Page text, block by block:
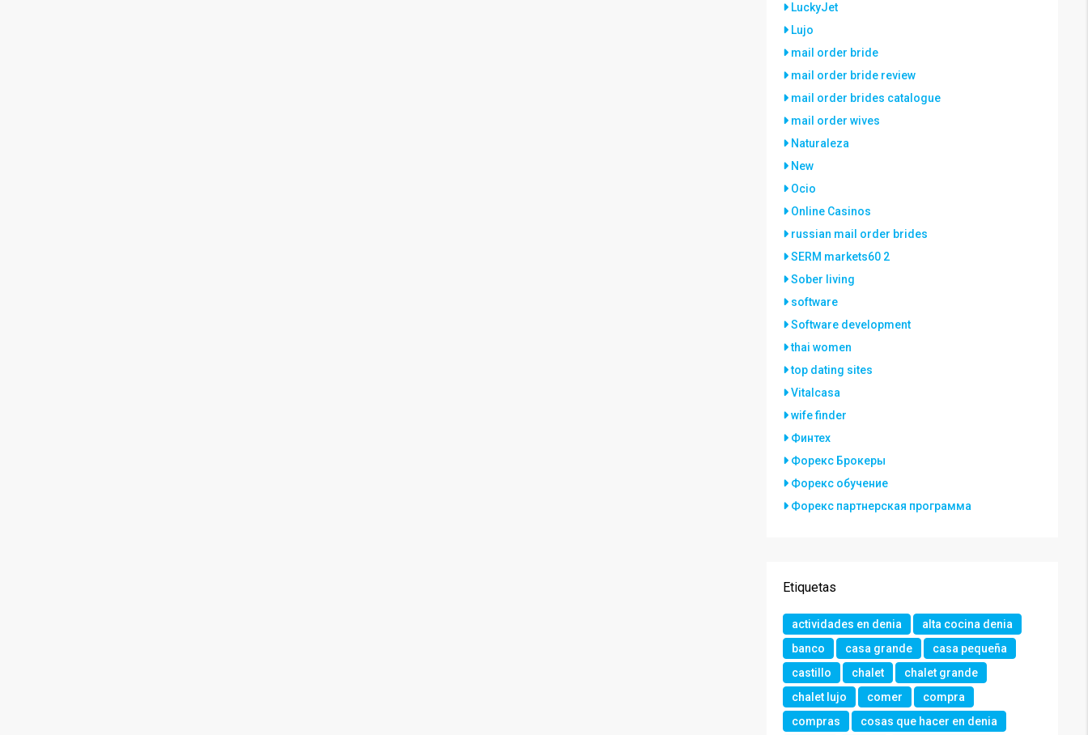
LuckyJet
Lujo
mail order bride
mail order bride review
mail order brides catalogue
mail order wives
Naturaleza
New
Ocio
Online Casinos
russian mail order brides
SERM markets60 2
Sober living
software
Software development
thai women
top dating sites
Vitalcasa
wife finder
Финтех
Форекс Брокеры
Форекс обучение
Форекс партнерская программа
Etiquetas
actividades en denia
alta cocina denia
banco
casa grande
casa pequeña
castillo
chalet
chalet grande
chalet lujo
comer
compra
compras
cosas que hacer en denia